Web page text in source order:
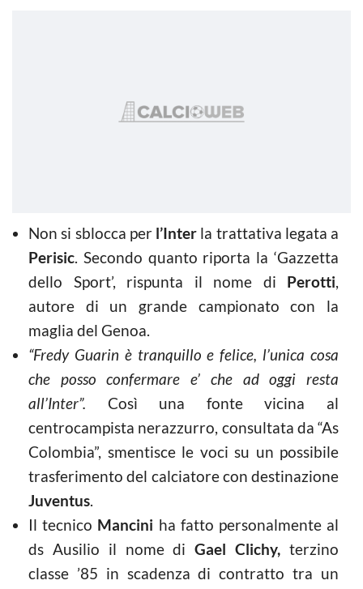
Non si sblocca per l’Inter la trattativa legata a
Perisic. Secondo quanto riporta la ‘Gazzetta
dello Sport’, rispunta il nome di Perotti,
autore di un grande campionato con la
maglia del Genoa.
“Fredy Guarin è tranquillo e felice, l’unica cosa
che posso confermare e’ che ad oggi resta
all’Inter”. Così una fonte vicina al
centrocampista nerazzurro, consultata da “As
Colombia”, smentisce le voci su un possibile
trasferimento del calciatore con destinazione
Juventus.
Il tecnico Mancini ha fatto personalmente al
ds Ausilio il nome diGael Clichy, terzino
classe ’85 in scadenza di contratto tra un